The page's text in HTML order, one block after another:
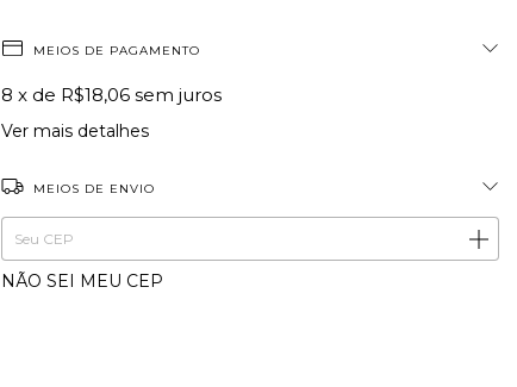
MEIOS DE PAGAMENTO
8 x de R$18,06 sem juros
Ver mais detalhes
MEIOS DE ENVIO
Entregas para o CEP: ALTERAR CEP
NÃO SEI MEU CEP